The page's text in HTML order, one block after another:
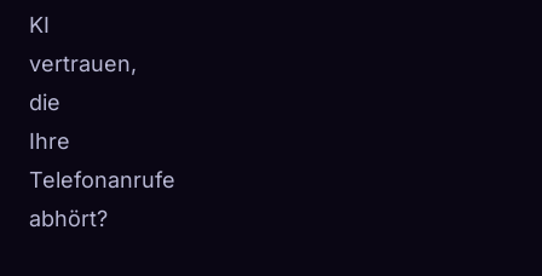
KI
vertrauen,
die
Ihre
Telefonanrufe
abhört?